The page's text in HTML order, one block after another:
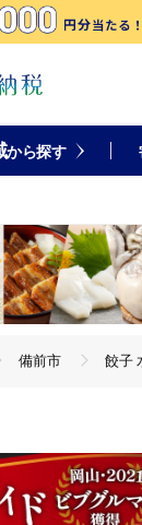
から探す
備前市 餃子